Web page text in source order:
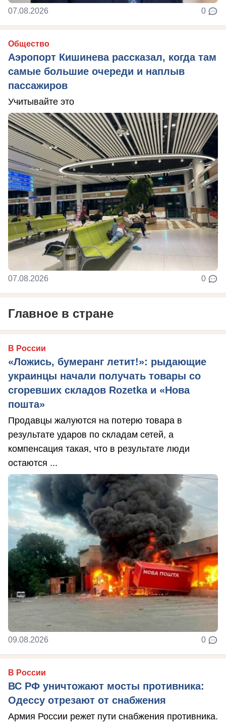
07.08.2026 0
Общество
Аэропорт Кишинева рассказал, когда там
самые большие очереди и наплыв
пассажиров
Учитывайте это
07.08.2026 0
Главное в стране
В России
«Ложись, бумеранг летит!»: рыдающие
украинцы начали получать товары со
сгоревших складов Rozetka и «Нова
пошта»
Продавцы жалуются на потерю товара в
результате ударов по складам сетей, а
компенсация такая, что в результате люди
остаются ...
09.08.2026 0
В России
ВС РФ уничтожают мосты противника:
Одессу отрезают от снабжения
Армия России режет пути снабжения противника.